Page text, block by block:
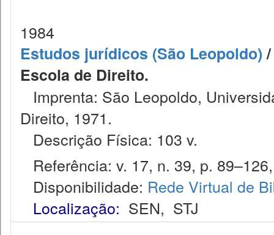
1984
Estudos jurídicos (São Leopoldo)
Escola de Direito.
Imprenta: São Leopoldo,
Direito, 1971.
Descrição Física: 103 v.
Referência: v. 17, n. 39, p.
Disponibilidade: Rede Virtual de
Localização: SEN, STJ